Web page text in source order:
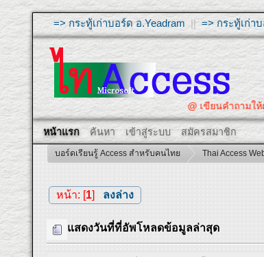
=> กระทู้เก่าบอร์ด อ.Yeadram ||=> กระทู้เก่า
@ เขียนคำถามให้ผู้ตอบ
หน้าแรก ค้นหา เข้าสู่ระบบ สมัครสมาชิก
บอร์ดเรียนรู้ Access สำหรับคนไทย Thai Access
หน้า: [1] ลงล่าง
แสดงวันที่ที่อัพโหลดข้อมูลล่าสุด